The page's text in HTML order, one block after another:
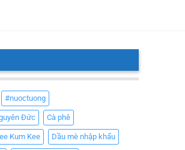
#nuoctuong
Đức Cà phê
Kum Kee Dầu mè nhập khẩu